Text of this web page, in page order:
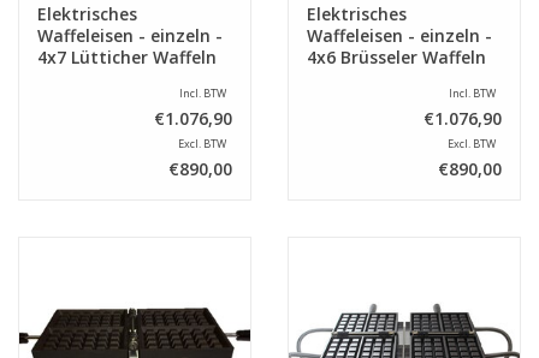
Elektrisches
Waffeleisen - einzeln -
4x7 Lütticher Waffeln
Incl. BTW
€1.076,90
Excl. BTW
€890,00
Elektrisches
Waffeleisen - einzeln -
4x6 Brüsseler Waffeln
Incl. BTW
€1.076,90
Excl. BTW
€890,00